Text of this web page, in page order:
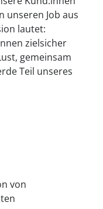
unseren Job aus
lautet:
zielsicher
gemeinsam
Teil unseres
von